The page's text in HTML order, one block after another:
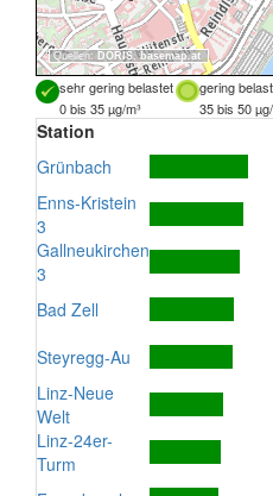
Quellen: DORIS,basemap.at
sehr gering belastet gering
0 bis 35 µg/m³
35 bis 50
Station
Grünbach
Enns-Kristein
3
Gallneukirchen
3
Bad Zell
Steyregg-Au
Linz-Neue
Welt
Linz-24er-
Turm